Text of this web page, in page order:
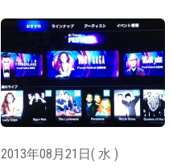
2013年08月21日( 水 )